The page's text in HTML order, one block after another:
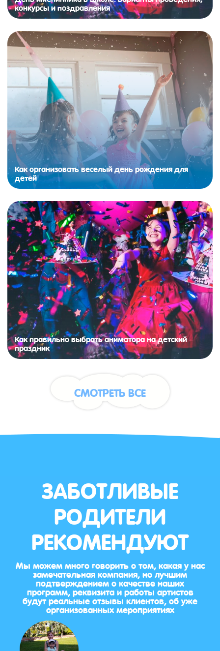
конкурсы и поздравления
Как организовать веселый день рождения для
детей
Как правильно выбрать аниматора на детский
праздник
СМОТРЕТЬ ВСЕ
ЗАБОТЛИВЫЕ
РОДИТЕЛИ
РЕКОМЕНДУЮТ
Мы можем много говорить о том, какая у нас
замечательная компания, но лучшим
подтверждением о качестве наших
программ, реквизита и работы артистов
будут реальные отзывы клиентов, об уже
организованных мероприятиях